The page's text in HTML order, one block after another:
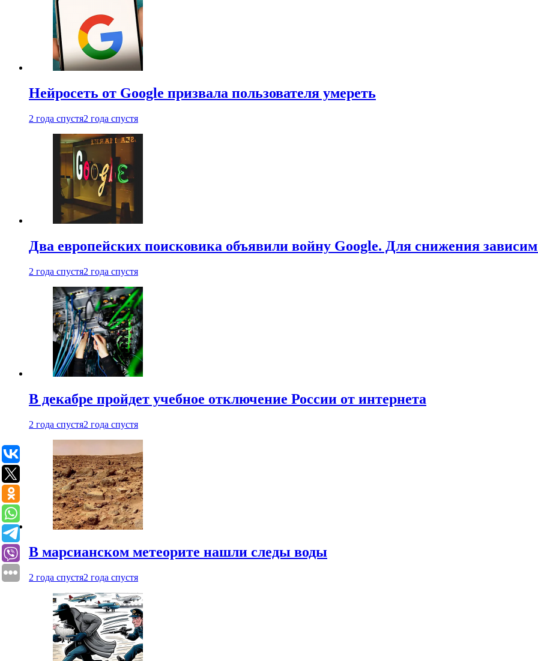
Нейросеть от Google призвала пользователя умереть
2 года спустя2 года спустя
Два европейских поисковика объявили войну Google. Для снижения
2 года спустя2 года спустя
В декабре пройдет учебное отключение России от интернета
2 года спустя2 года спустя
В марсианском метеорите нашли следы воды
2 года спустя2 года спустя